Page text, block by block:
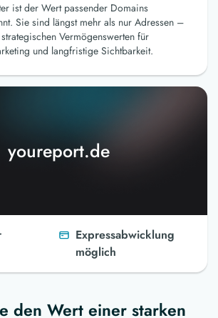
youreport.de
Expressabwicklung
möglich
den Wert einer starken
ist der Wert passender Domains
Sie sind längst mehr als nur Adressen –
Vermögenswerten für
und langfristige Sichtbarkeit.